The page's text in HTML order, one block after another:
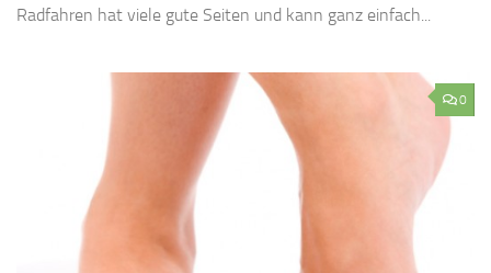
Radfahren hat viele gute Seiten und kann ganz einfach...
0